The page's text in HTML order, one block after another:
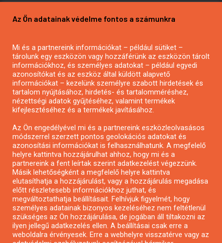
Mezőgazdasági pályázatírás
Pályázatírás civil szervezeteknek
Pályázatírás önkormányzatoknak
Pályázatfigyelés
Specifikus pályázatfigyelés vagy hírlevél
Pályázatok magánszemélyeknek
Pályázatok civil szervezeteknek
Pályázatok vállalkozásoknak
Önkormányzati pályázatok
Mezőgazdasági pályázatok
Falusi turizmus pályázatok
Napelem pályázatok
Az Ön adatainak védelme fontos a számunkra
Mi és a partnereink információkat – például sütiket –
tárolunk egy eszközön vagy hozzáférünk az eszközön tárolt
információkhoz, és személyes adatokat – például egyedi
azonosítókat és az eszköz által küldött alapvető
információkat – kezelünk személyre szabott hirdetések és
tartalom nyújtásához, hirdetés- és tartalomméréshez,
nézettségi adatok gyűjtéséhez, valamint termékek
kifejlesztéséhez és a termékek javításához.
Az Ön engedélyével mi és a partnereink eszközleolvasásos
módszerrel szerzett pontos geolokációs adatokat és
azonosítási információkat is felhasználhatunk. A megfelelő
helyre kattintva hozzájárulhat ahhoz, hogy mi és a
partnereink a fent leírtak szerint adatkezelést végezzünk.
Másik lehetőségként a megfelelő helyre kattintva
elutasíthatja a hozzájárulást, vagy a hozzájárulás megadása
előtt részletesebb információkhoz juthat, és
megváltoztathatja beállításait. Felhívjuk figyelmét, hogy
személyes adatainak bizonyos kezeléséhez nem feltétlenül
szükséges az Ön hozzájárulása, de jogában áll tiltakozni az
ilyen jellegű adatkezelés ellen. A beállításai csak erre a
weboldalra érvényesek. Erre a webhelyre visszatérve vagy az